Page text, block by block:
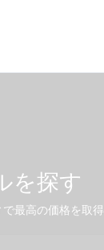
を探す
最高の価格を取得